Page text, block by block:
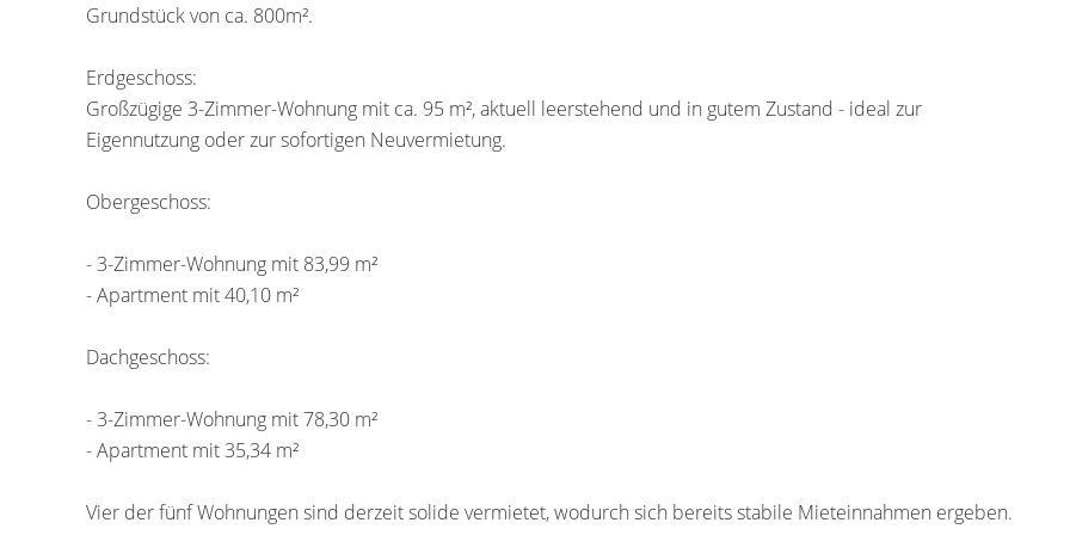
Grundstück von ca. 800m².
Erdgeschoss:
Großzügige 3-Zimmer-Wohnung mit ca. 95 m², aktuell leerstehend und in gutem Zustand - ideal zur
Eigennutzung oder zur sofortigen Neuvermietung.
Obergeschoss:
- 3-Zimmer-Wohnung mit 83,99 m²
- Apartment mit 40,10 m²
Dachgeschoss:
- 3-Zimmer-Wohnung mit 78,30 m²
- Apartment mit 35,34 m²
Vier der fünf Wohnungen sind derzeit solide vermietet, wodurch sich bereits stabile Mieteinnahmen ergeben.